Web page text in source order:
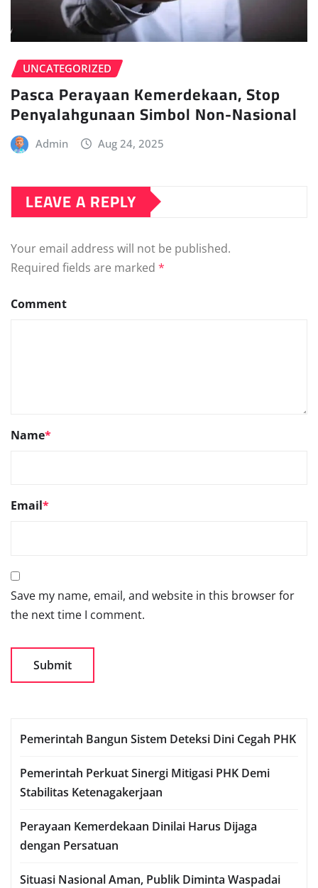
UNCATEGORIZED
Pasca Perayaan Kemerdekaan, Stop
Penyalahgunaan Simbol Non-Nasional
Admin Aug 24, 2025
LEAVE A REPLY
Your email address will not be published.
Required fields are marked *
Comment
Name*
Email*
Save my name, email, and website in this browser for
the next time I comment.
Pemerintah Bangun Sistem Deteksi Dini Cegah PHK
Pemerintah Perkuat Sinergi Mitigasi PHK Demi
Stabilitas Ketenagakerjaan
Perayaan Kemerdekaan Dinilai Harus Dijaga
dengan Persatuan
Situasi Nasional Aman, Publik Diminta Waspadai